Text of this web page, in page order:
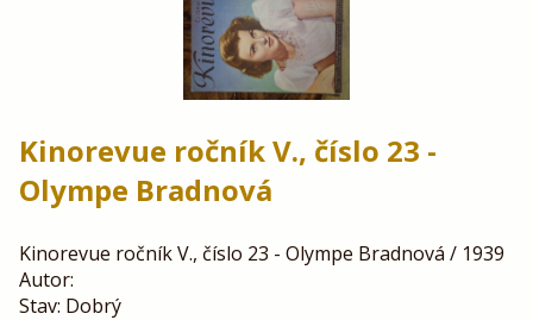
Kinorevue ročník V., číslo 23 -
Olympe Bradnová
Kinorevue ročník V., číslo 23 - Olympe Bradnová / 1939
Autor:
Stav: Dobrý